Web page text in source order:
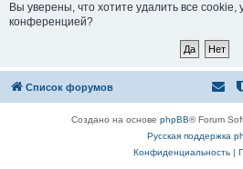
Вы уверены, что хотите удалить все
конференцией?
Список форумов
Создано на основе phpBB® Forum
Русская поддержка
Конфиденциальность|